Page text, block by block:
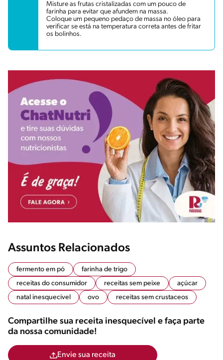
Misture as frutas cristalizadas com um pouco de
farinha para evitar que afundem na massa.
Coloque um pequeno pedaço de massa no óleo para
verificar se está na temperatura correta antes de fritar
os bolinhos.
Assuntos Relacionados
fermento em pó
farinha de trigo
receitas do consumidor
receitas sem peixe
açúcar
natal inesquecivel
ovo receitas sem crustaceos
Compartilhe sua receita inesquecível e faça parte
da nossa comunidade!
Envie sua receita